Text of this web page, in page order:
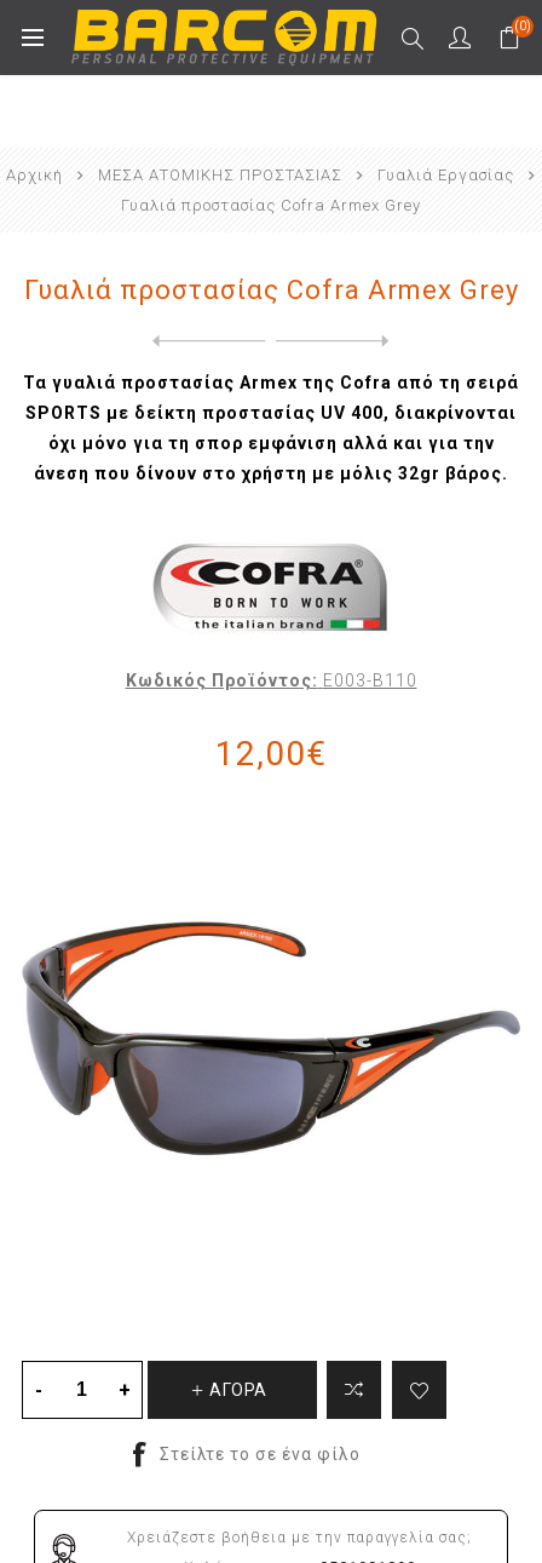
(0)
Αρχική ΜΕΣΑ ΑΤΟΜΙΚΗΣ ΠΡΟΣΤΑΣΙΑΣ
Γυαλιά Εργασίας
Γυαλιά προστασίας Cofra Armex Grey
Γυαλιά προστασίας Cofra Armex Grey
Τα γυαλιά προστασίας Armex της Cofra από τη σειρά
SPORTS με δείκτη προστασίας UV 400, διακρίνονται
όχι μόνο για τη σπορ εμφάνιση αλλά και για την
άνεση που δίνουν στο χρήστη με μόλις 32gr βάρος.
Κωδικός Προϊόντος: E003-B110
12,00€
ΑΓΟΡΑ
Χρειάζεστε βοήθεια με την παραγγελία σας;